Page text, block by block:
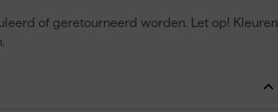
of geretourneerd worden. Let op! Kleuren